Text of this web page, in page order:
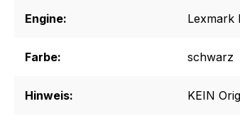
Engine: Lexmark
Farbe: schwarz
Hinweis: KEIN